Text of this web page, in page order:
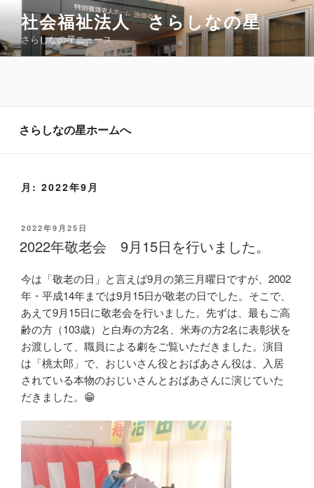
テ
ン
社会福祉法人 さらしなの星
さらしなの星ニュース
さらしなの星ホームへ
月: 2022年9月
投
稿
日:
2022年9月25日
2022年敬老会 9月15日を行いました。
今は「敬老の日」と言えば9月の第三月曜日ですが、2002
年・平成14年までは9月15日が敬老の日でした。そこで、
あえて9月15日に敬老会を行いました。先ずは、最もご高
齢の方（103歳）と白寿の方2名、米寿の方2名に表彰状を
お渡しして、職員による劇をご覧いただきました。演目
は「桃太郎」で、おじいさん役とおばあさん役は、入居
されている本物のおじいさんとおばあさんに演じていた
だきました。😁